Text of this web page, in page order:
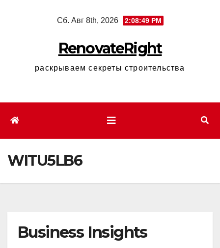
Сб. Авг 8th, 2026 2:08:50 PM
RenovateRight
раскрываем секреты строительства
WITU5LB6
Business Insights